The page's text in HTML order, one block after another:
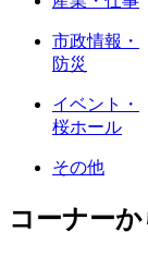
市政情報・
防災
イベント・
桜ホール
その他
コーナー